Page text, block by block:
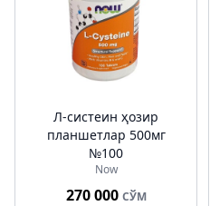
Л-систеин ҳозир
планшетлар 500мг
№100
Now
270 000 СЎМ